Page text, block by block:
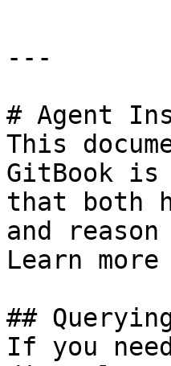
---
# Agent
This
GitBook is
that both
and
Learn
##
If you